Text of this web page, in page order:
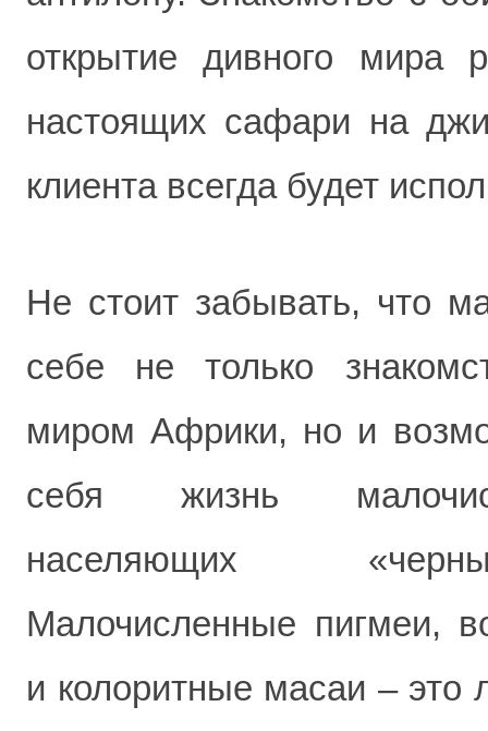
открытие дивного мира
настоящих сафари на
клиента всегда будет
Не стоит забывать, что
себе не только
миром Африки, но и
себя жизнь
населяющих
Малочисленные пигмеи,
и колоритные масаи – это